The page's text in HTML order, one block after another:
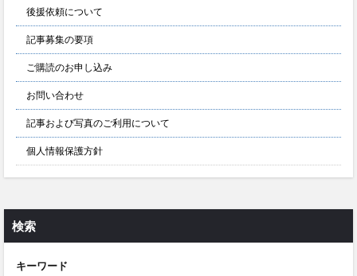
後援依頼について
記事募集の要項
ご購読のお申し込み
お問い合わせ
記事および写真のご利用について
個人情報保護方針
検索
キーワード